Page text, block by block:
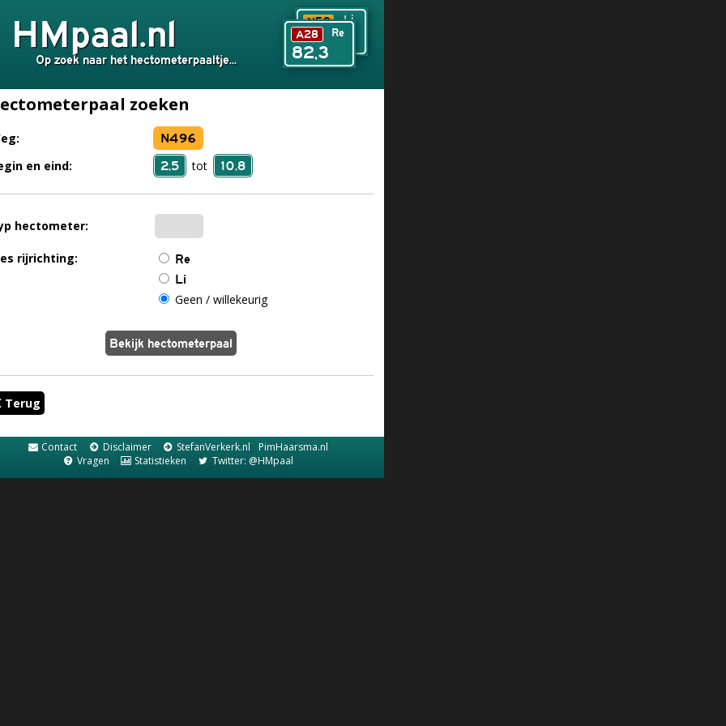
HMpaal.nl
Op zoek naar het hectometerpaaltje...
A28
82,3
Re
N50
240,6
Li
zoeken
N496
en eind: 2,5 tot 10,8
hectometer:
rijrichting:
Re
Li
Geen / willekeurig
Terug
Contact Disclaimer StefanVerkerk.nl
PimHaarsma.nl
Vragen
Statistieken Twitter: @HMpaal